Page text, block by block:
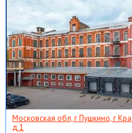
Московская обл, г Пушкино, г
д 1